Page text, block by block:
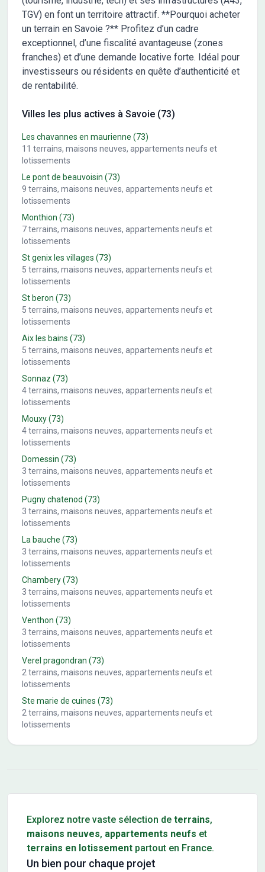
TGV) en font un territoire attractif. **Pourquoi acheter
un terrain en Savoie ?** Profitez d’un cadre
exceptionnel, d’une fiscalité avantageuse (zones
franches) et d’une demande locative forte. Idéal pour
investisseurs ou résidents en quête d’authenticité et
de rentabilité.
Villes les plus actives à Savoie (73)
Les chavannes en maurienne (73)
11 terrains, maisons neuves, appartements neufs et
lotissements
Le pont de beauvoisin (73)
9 terrains, maisons neuves, appartements neufs et
lotissements
Monthion (73)
7terrains, maisons neuves, appartements neufs et
lotissements
St genix les villages (73)
5 terrains, maisons neuves, appartements neufs et
lotissements
St beron (73)
5 terrains, maisons neuves, appartements neufs et
lotissements
Aix les bains (73)
5 terrains, maisons neuves, appartements neufs et
lotissements
Sonnaz (73)
4terrains, maisons neuves, appartements neufs et
lotissements
Mouxy(73)
4terrains, maisons neuves, appartements neufs et
lotissements
Domessin (73)
3 terrains, maisons neuves, appartements neufs et
lotissements
Pugny chatenod (73)
3 terrains, maisons neuves, appartements neufs et
lotissements
La bauche (73)
3 terrains, maisons neuves, appartements neufs et
lotissements
Chambery(73)
3 terrains, maisons neuves, appartements neufs et
lotissements
Venthon (73)
3 terrains, maisons neuves, appartements neufs et
lotissements
Verel pragondran (73)
2 terrains, maisons neuves, appartements neufs et
lotissements
Ste marie de cuines (73)
2 terrains, maisons neuves, appartements neufs et
lotissements
Explorez notre vaste sélection de terrains,
maisons neuves, appartements neufs et
terrains en lotissement partout en France.
Un bien pour chaque projet